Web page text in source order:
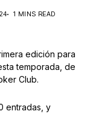
1 MINS READ
edición para
temporada, de
Club.
entradas, y